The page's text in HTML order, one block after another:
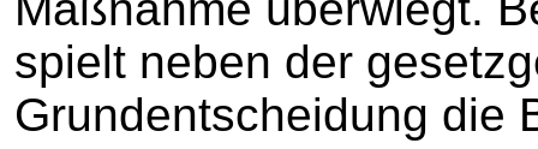
spielt neben der
Grundentscheidung die